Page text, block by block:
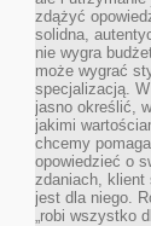
zdążyć
solidna,
nie wygra
może wygrać
specjalizacją.
jasno określić,
jakimi
chcemy
opowiedzieć o
zdaniach,
jest dla niego.
„robi wszystko